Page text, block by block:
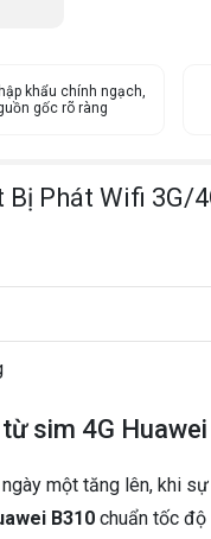
khẩu chính ngạch,
gốc rõ ràng
Phát Wifi 3G/
sim 4G
một tăng lên, khi
B310 chuẩn tốc độ